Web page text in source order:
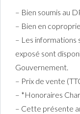
– Bien soumis au
– Bien en
– Les informations
exposé sont
Gouvernement.
– Prix de vente
– *Honoraires
– Cette présente